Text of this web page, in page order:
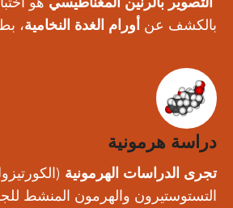
بالكشف عن أورام الغدة النخامية،
دراسة هرمونية
تجرى الدراسات الهرمونية